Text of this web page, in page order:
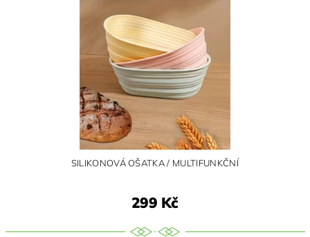
SILIKONOVÁ OŠATKA / MULTIFUNKČNÍ
299 Kč